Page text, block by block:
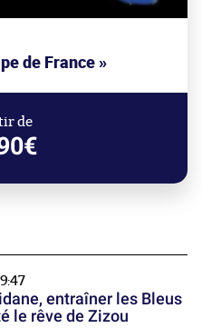
de France »
de
entraîner les Bleus
le rêve de Zizou